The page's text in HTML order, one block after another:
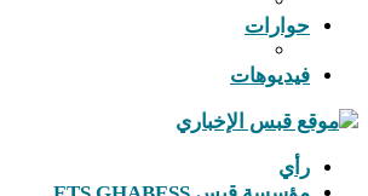
حوارات
فيديوهات
رأي